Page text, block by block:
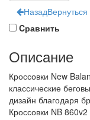
НазадВернуться
Cравнить
Описание
Кроссовки New
классические
дизайн благодаря
Кроссовки NB